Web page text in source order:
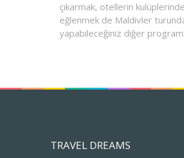
çıkarmak, otellerin kulüplerinde
eğlenmek de Maldivler
yapabileceğiniz diğer
TRAVEL DREAMS